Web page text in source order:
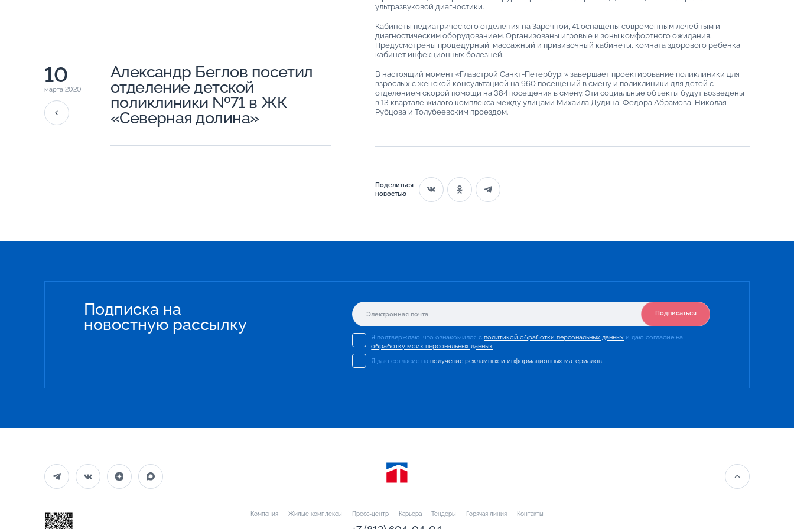
10
марта 2020
Александр Беглов посетил
отделение детской
поликлиники №71 в ЖК
«Северная долина»
ультразвуковой диагностики.
Кабинеты педиатрического отделения на Заречной, 41 оснащены современным лечебным и
диагностическим оборудованием. Организованы игровые и зоны комфортного ожидания.
Предусмотрены процедурный, массажный и прививочный кабинеты, комната здорового ребёнка,
кабинет инфекционных болезней.
В настоящий момент «Главстрой Санкт-Петербург» завершает проектирование поликлиники для
взрослых с женской консультацией на 960 посещений в смену и поликлиники для детей с
отделением скорой помощи на 384 посещения в смену. Эти социальные объекты будут возведены
в 13 квартале жилого комплекса между улицами Михаила Дудина, Федора Абрамова, Николая
Рубцова и Толубеевским проездом.
Поделиться
новостью
Подписка на
новостную рассылку
Подписаться
Я подтверждаю, что ознакомился сполитикой обработки персональных данных и даю согласие на
обработку моих персональных данных
Я даю согласие наполучение рекламных и информационных материалов.
Компания Жилые комплексы Пресс-центр Карьера Тендеры Горячая линия Контакты